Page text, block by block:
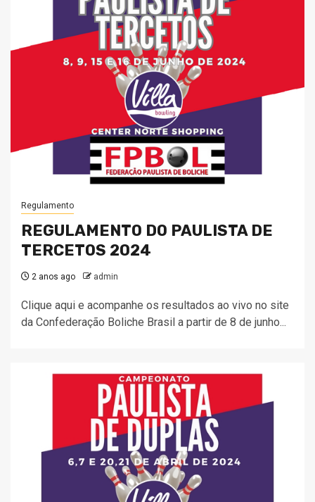
Regulamento
REGULAMENTO DO PAULISTA DE
TERCETOS 2024
2 anos ago admin
Clique aqui e acompanhe os resultados ao vivo no site
da Confederação Boliche Brasil a partir de 8 de junho...